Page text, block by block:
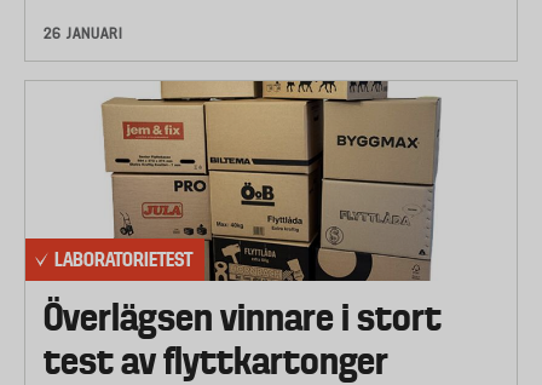
26 JANUARI
LABORATORIETEST
Överlägsen vinnare i stort
test av flyttkartonger